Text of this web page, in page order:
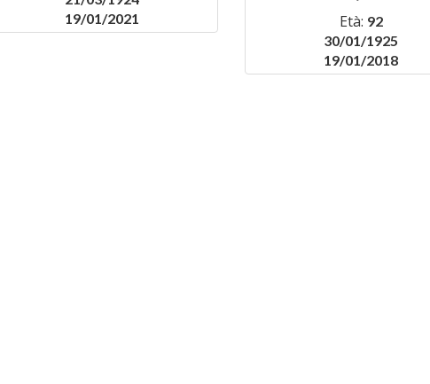
19/01/2021
Età: 92
30/01/1925
19/01/2018